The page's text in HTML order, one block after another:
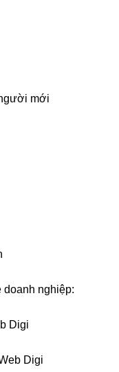
mới
doanh nghiệp:
Digi
Digi